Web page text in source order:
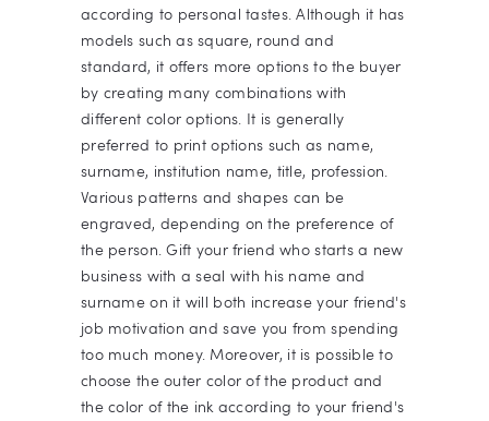
according to personal tastes. Although it has
models such as square, round and
standard, it offers more options to the buyer
by creating many combinations with
different color options. It is generally
preferred to print options such as name,
surname, institution name, title, profession.
Various patterns and shapes can be
engraved, depending on the preference of
the person. Gift your friend who starts a new
business with a seal with his name and
surname on it will both increase your friend's
job motivation and save you from spending
too much money. Moreover, it is possible to
choose the outer color of the product and
the color of the ink according to your friend's